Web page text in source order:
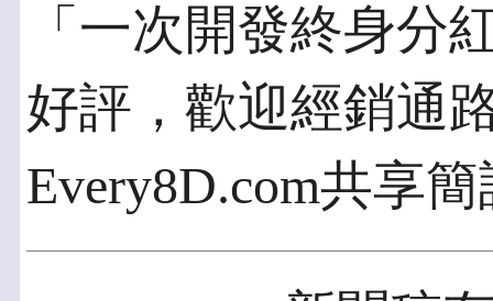
「一次開發終身分
好評，歡迎經銷通
Every8D.com共享